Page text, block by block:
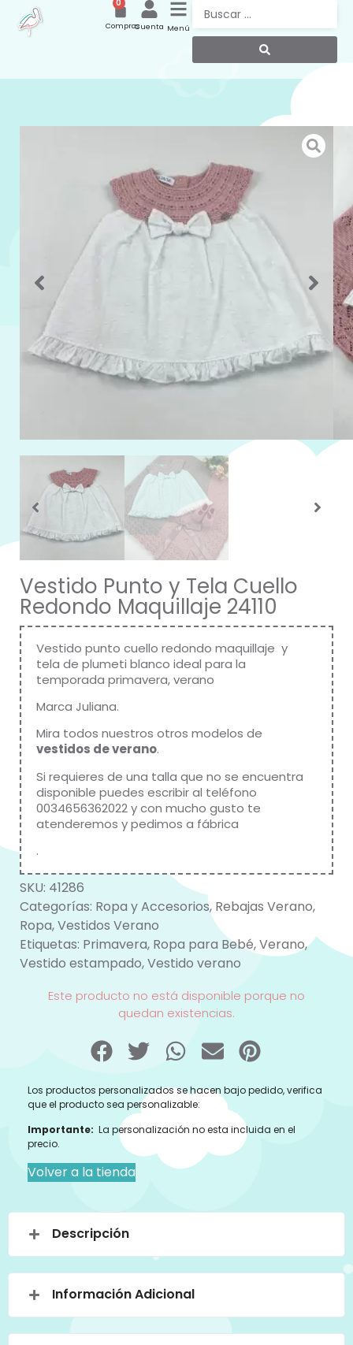
Menú
Cuenta
0
Compras
Vestido Punto y Tela Cuello
Redondo Maquillaje 24110
Vestido punto cuello redondo maquillaje y
tela de plumeti blanco ideal para la
temporada primavera, verano
Marca Juliana.
Mira todos nuestros otros modelos de
vestidos de verano.
Si requieres de una talla que no se encuentra
disponible puedes escribir al teléfono
0034656362022 y con mucho gusto te
atenderemos y pedimos a fábrica
.
SKU: 41286
Categorías: Ropa y Accesorios, Rebajas Verano,
Ropa,Vestidos Verano
Etiquetas: Primavera, Ropa para Bebé,Verano,
Vestido estampado,Vestido verano
Este producto no está disponible porque no
quedan existencias.
Los productos personalizados se hacen bajo pedido, verifica
que el producto sea personalizable:
Importante: La personalización no esta incluida en el
precio.
Volver a la tienda
Descripción
Información Adicional